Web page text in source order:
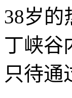
38岁的
丁峡谷
只待通